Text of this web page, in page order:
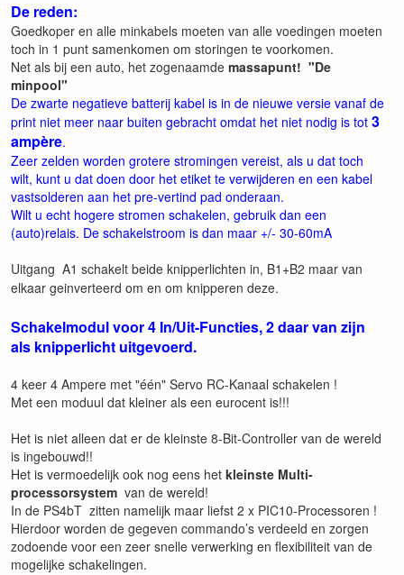
De reden:
Goedkoper en alle minkabels moeten van alle voedingen moeten
toch in 1 punt samenkomen om storingen te voorkomen.
Net als bij een auto, het zogenaamde massapunt! "De
minpool"
De zwarte negatieve batterij kabel is in de nieuwe versie vanaf de
print niet meer naar buiten gebracht omdat het niet nodig is tot 3
ampère.
Zeer zelden worden grotere stromingen vereist, als u dat toch
wilt, kunt u dat doen door het etiket te verwijderen en een kabel
vastsolderen aan het pre-vertind pad onderaan.
Wilt u echt hogere stromen schakelen, gebruik dan een
(auto)relais. De schakelstroom is dan maar +/- 30-60mA
Uitgang A1 schakelt beide knipperlichten in, B1+B2 maar van
elkaar geinverteerd om en om knipperen deze.
Schakelmodul voor 4 In/Uit-Functies, 2 daar van zijn
als knipperlicht uitgevoerd.
4 keer 4 Ampere met "één" Servo RC-Kanaal schakelen !
Met een moduul dat kleiner als een eurocent is!!!
Het is niet alleen dat er de kleinste 8-Bit-Controller van de wereld
is ingebouwd!!
Het is vermoedelijk ook nog eens het kleinste Multi-
processorsystem van de wereld!
In de PS4bT zitten namelijk maar liefst 2 x PIC10-Processoren !
Hierdoor worden de gegeven commando’s verdeeld en zorgen
zodoende voor een zeer snelle verwerking en flexibiliteit van de
mogelijke schakelingen.